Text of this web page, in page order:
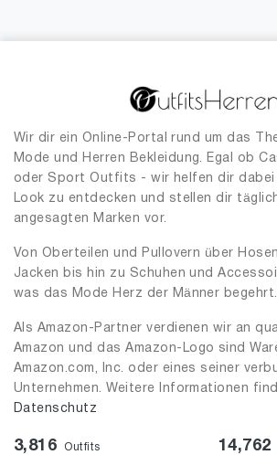
Wir dir ein Online-Portal rund um das
Mode und Herren Bekleidung. Egal ob
oder Sport Outfits - wir helfen dir dabei
Look zu entdecken und stellen dir
angesagten Marken vor.
Von Oberteilen und Pullovern über
Jacken bis hin zu Schuhen und
was das Mode Herz der Männer begehrt.
Als Amazon-Partner verdienen wir an
Amazon und das Amazon-Logo sind
Amazon.com, Inc. oder eines seiner
Unternehmen. Weitere Informationen
Datenschutz
3,816 Outfits 14,762